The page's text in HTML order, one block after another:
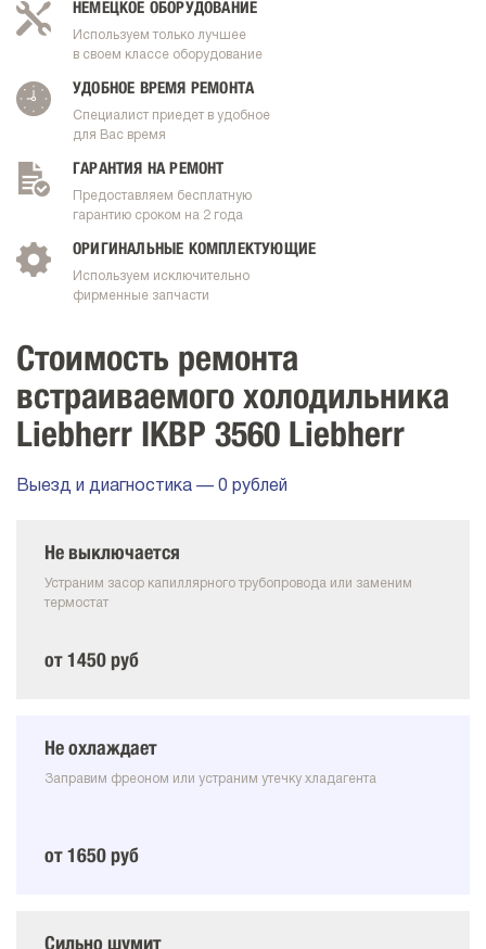
НЕМЕЦКОЕ ОБОРУДОВАНИЕ
Используем только лучшее
в своем классе оборудование
УДОБНОЕ ВРЕМЯ РЕМОНТА
Специалист приедет в удобное
для Вас время
ГАРАНТИЯ НА РЕМОНТ
Предоставляем бесплатную
гарантию сроком на 2 года
ОРИГИНАЛЬНЫЕ КОМПЛЕКТУЮЩИЕ
Используем исключительно
фирменные запчасти
Стоимость ремонта
встраиваемого холодильника
Liebherr IKBP 3560 Liebherr
Выезд и диагностика — 0 рублей
Не выключается
Устраним засор капиллярного трубопровода или заменим
термостат
от 1450 руб
Не охлаждает
Заправим фреоном или устраним утечку хладагента
от 1650 руб